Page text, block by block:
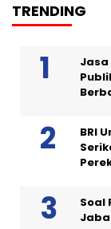
TRENDING
Jasa
BRI
Soal